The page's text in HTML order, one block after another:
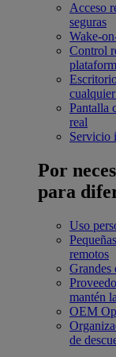
Acceso
seguras
Wake-
Control
Pantalla
real
Servicio
Por
para
Uso
remotos
Grandes
mantén
OEM
de